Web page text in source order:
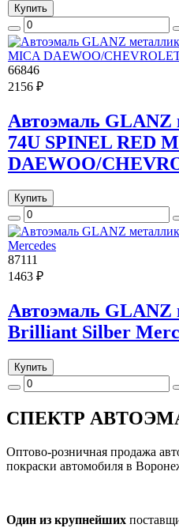
Купить
66846
2156 ₽
Автоэмаль GLANZ
74U SPINEL RED
DAEWOO/
Купить
87111
1463 ₽
Автоэмаль GLANZ
Brilliant Silber
Купить
СПЕКТР
Оптово-розничная продажа
покраски автомобиля в
Один из крупнейших